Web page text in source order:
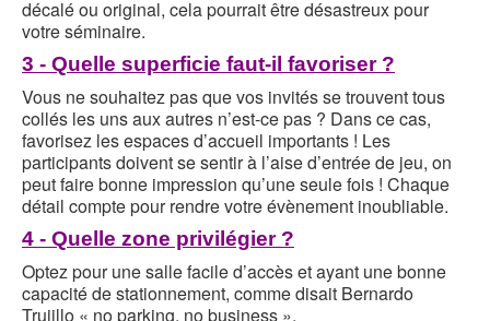
décalé ou original, cela pourrait être désastreux pour
votre séminaire.
3 - Quelle superficie faut-il favoriser ?
Vous ne souhaitez pas que vos invités se trouvent tous
collés les uns aux autres n’est-ce pas ? Dans ce cas,
favorisez les espaces d’accueil importants ! Les
participants doivent se sentir à l’aise d’entrée de jeu, on
peut faire bonne impression qu’une seule fois ! Chaque
détail compte pour rendre votre évènement inoubliable.
4 - Quelle zone privilégier ?
Optez pour une salle facile d’accès et ayant une bonne
capacité de stationnement, comme disait Bernardo
Trujillo « no parking, no business ».